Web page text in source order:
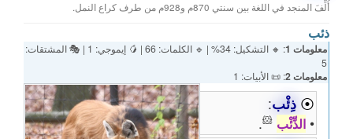
أُلِّفَ المنجد في اللغة بين سنتي 870م و928م من طرف كراع النمل.
ذئب
معلومات 1
: 🔸 التشكيل: 34% | 🔹 الكلمات: 66 | 🥭 إيموجي: 1 | 🎭 المشتقات:
5
معلومات 2 : 📜 الأبيات: 1
⦿ ذِئْب:
• الذِّئْب 🐹
.